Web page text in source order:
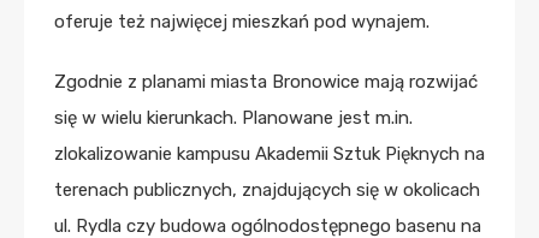
oferuje też najwięcej mieszkań pod wynajem.
Zgodnie z planami miasta Bronowice mają rozwijać
się w wielu kierunkach. Planowane jest m.in.
zlokalizowanie kampusu Akademii Sztuk Pięknych na
terenach publicznych, znajdujących się w okolicach
ul. Rydla czy budowa ogólnodostępnego basenu na